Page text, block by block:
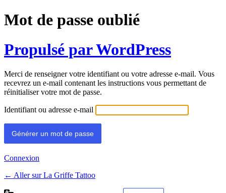
Mot de passe oublié
Propulsé par WordPress
Merci de renseigner votre identifiant ou votre adresse e-mail. Vous
recevrez un e-mail contenant les instructions vous permettant de
réinitialiser votre mot de passe.
Identifiant ou adresse e-mail
Connexion
← Aller sur La Griffe Tattoo